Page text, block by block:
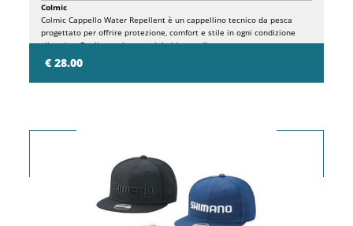
€ 28.00
Colmic
Colmic Cappello Water Repellent è un cappellino tecnico da pesca
progettato per offrire protezione, comfort e stile in ogni condizione
climatica. Realizzato in materiale idrorepellente, protegge
efficacemente da pioggia leggera, spruzzi d’acqua e umidità, risultando
ideale sia per la pesca in mare che in acqua dolce. Dal design sportivo
e moderno, presenta il logo Colmic ricamato frontalmente con grafiche
garantisce un’ottima protezione dal sole e migliora la visibilità durante
prolungato anche nelle giornate più lunghe. Un accessorio essenziale
per ogni pescatore che cerca funzionalità e identità sportiva.
Caratteristiche Tecniche Tessuto tecnico water repellent
(idrorepellente)Protezione da pioggia leggera e spruzzi d’acquaLogo
Colmic frontale ricamatoGrafica sportiva a contrasto su visiera e
latiVisiera precurvata per protezione solareStruttura leggera e